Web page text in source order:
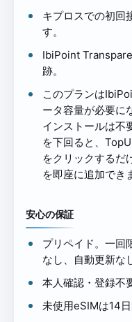
キプロスでの初回
す。
IbiPoint
跡。
このプランは
ータ容量が必要に
インストールは不
を下回ると、
をクリックするだ
を即座に追加でき
安心の保証
プリペイド。一回
なし、自動更新な
本人確認・登録不
未使用eSIMは14日